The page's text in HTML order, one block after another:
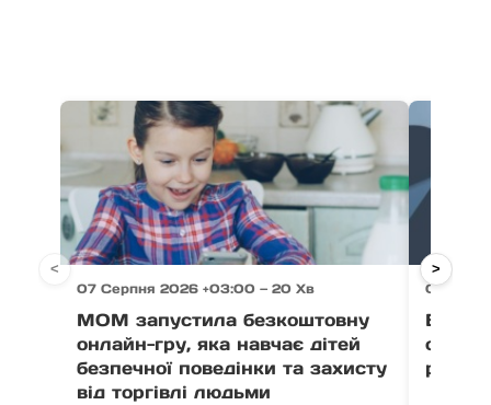
07 Серпня 2026 +03:00 — 20 Хв
МОМ запустила безкоштовну
онлайн-гру, яка навчає дітей
безпечної поведінки та захисту
від торгівлі людьми
07
< >